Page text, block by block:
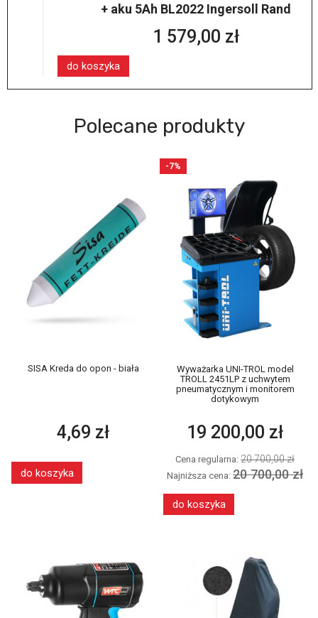
+ aku 5Ah BL2022 Ingersoll Rand
1 579,00 zł
do koszyka
Polecane produkty
SISA Kreda do opon - biała
4,69 zł
do koszyka
Wyważarka UNI-TROL model
TROLL 2451LP z uchwytem
pneumatycznym i monitorem
dotykowym
19 200,00 zł
Cena regularna: 20 700,00 zł
Najniższa cena: 20 700,00 zł
do koszyka
-7%